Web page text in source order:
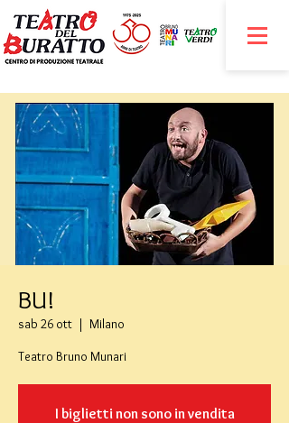
BU!
sab 26 ott
  |
Milano
Teatro Bruno Munari
I biglietti non sono in vendita